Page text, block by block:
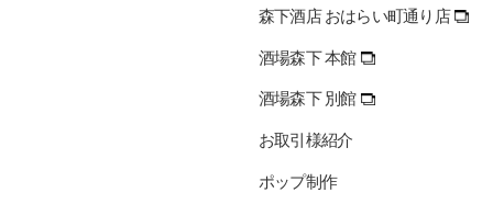
森下酒店 おはらい町通り店
酒場森下 本館
酒場森下 別館
お取引様紹介
ポップ制作